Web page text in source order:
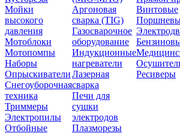
Мойки
высокого
давления
Мотоблоки
Мотопомпы
Наборы
Опрыскиватели
Снегоуборочная
техника
Триммеры
Электропилы
Отбойные
Аргоновая
сварка (TIG)
Газосварочное
оборудование
Индукционные
нагреватели
Лазерная
сварка
Печи для
сушки
электродов
Плазморезы
Винтовые
Ресиверы